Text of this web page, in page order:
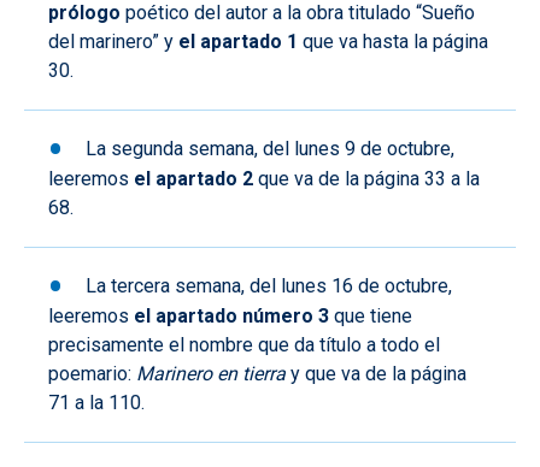
prólogo poético del autor a la obra titulado “Sueño
del marinero” y el apartado 1 que va hasta la página
30.
La segunda semana, del lunes 9 de octubre,
leeremos el apartado 2 que va de la página 33 a la
68.
La tercera semana, del lunes 16 de octubre,
leeremos el apartado número 3 que tiene
precisamente el nombre que da título a todo el
poemario: Marinero en tierra y que va de la página
71 a la 110.